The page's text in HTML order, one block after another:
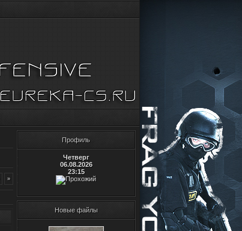
»
Профиль
Четверг
06.08.2026
23:15
Новые файлы